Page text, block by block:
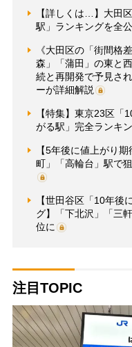
【詳しくは…】大田
駅」ランキングを全
《大田区の「街間格
森」「蒲田」の東と
続と再開発で予見さ
ーが詳細解説
【特集】東京23区「
がる駅」完全ランキ
【5年後に値上がり
町」「高輪台」駅で
【世田谷区「10年後
グ】「下北沢」「三
位に
注目TOPIC